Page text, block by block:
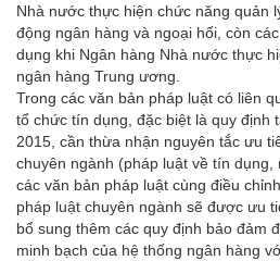
Nhà nước thực hiện chức năng quản
động ngân hàng và ngoại hối, còn
dụng khi Ngân hàng Nhà nước thực
ngân hàng Trung ương.
Trong các văn bản pháp luật có liên
tổ chức tín dụng, đặc biệt là quy định
2015, cần thừa nhận nguyên tắc ưu
chuyên ngành (pháp luật về tín
các văn bản pháp luật cùng điều
pháp luật chuyên ngành sẽ được ưu
bổ sung thêm các quy định bảo đảm
minh bạch của hệ thống ngân hàng